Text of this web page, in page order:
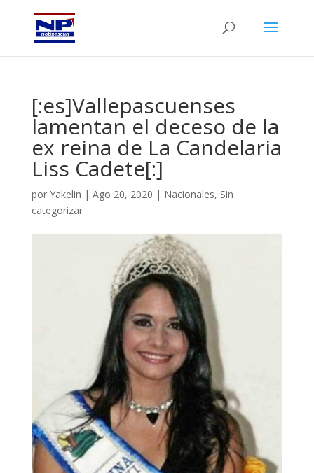
[:es]Vallepascuenses
lamentan el deceso de la
ex reina de La Candelaria
Liss Cadete[:]
por Yakelin | Ago 20, 2020 | Nacionales, Sin
categorizar